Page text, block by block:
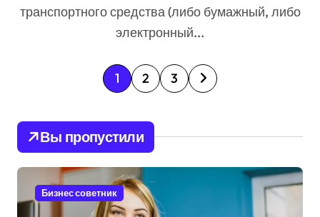
транспортного средства (либо бумажный, либо
электронный...
П
г
и
н
1 2 3
Вы пропустили
Бизнес советник